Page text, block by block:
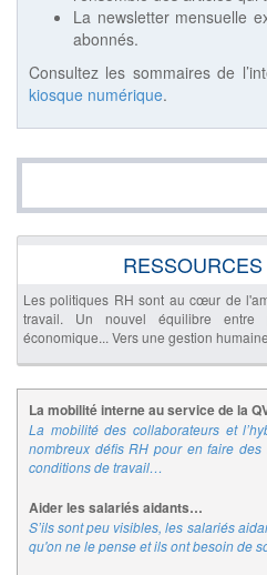
La newsletter mensuelle
abonnés.
Consultez les sommaires de
kiosque numérique.
Les politiques RH sont au cœur de
travail. Un nouvel équilibre entre
économique... Vers une gestion
La mobilité interne au service de la
La mobilité des collaborateurs et
nombreux défis RH pour en faire
conditions de travail…
Aider les salariés aidants…
S’ils sont peu visibles, les salariés
qu'on ne le pense et ils ont besoin de